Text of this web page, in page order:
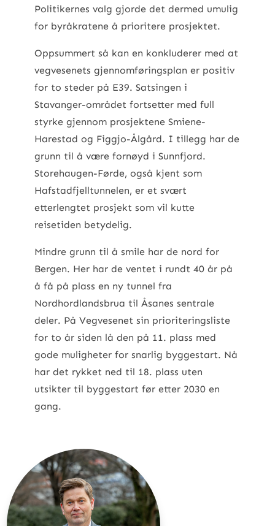
Politikernes valg gjorde det dermed umulig
for byråkratene å prioritere prosjektet.
Oppsummert så kan en konkluderer med at
vegvesenets gjennomføringsplan er positiv
for to steder på E39. Satsingen i
Stavanger-området fortsetter med full
styrke gjennom prosjektene Smiene-
Harestad og Figgjo-Ålgård. I tillegg har de
grunn til å være fornøyd i Sunnfjord.
Storehaugen-Førde, også kjent som
Hafstadfjelltunnelen, er et svært
etterlengtet prosjekt som vil kutte
reisetiden betydelig.
Mindre grunn til å smile har de nord for
Bergen. Her har de ventet i rundt 40 år på
å få på plass en ny tunnel fra
Nordhordlandsbrua til Åsanes sentrale
deler. På Vegvesenet sin prioriteringsliste
for to år siden lå den på 11. plass med
gode muligheter for snarlig byggestart. Nå
har det rykket ned til 18. plass uten
utsikter til byggestart før etter 2030 en
gang.